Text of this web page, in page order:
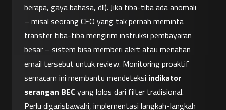
berapa, gaya bahasa, dll). Jika tiba-tiba ada anomali
– misal seorang CFO yang tak pernah meminta
transfer tiba-tiba mengirim instruksi pembayaran
besar – sistem bisa memberi alert atau menahan
email tersebut untuk review. Monitoring proaktif
semacam ini membantu mendeteksi indikator
serangan BEC yang lolos dari filter tradisional.
Perlu digarisbawahi, implementasi langkah-langkah